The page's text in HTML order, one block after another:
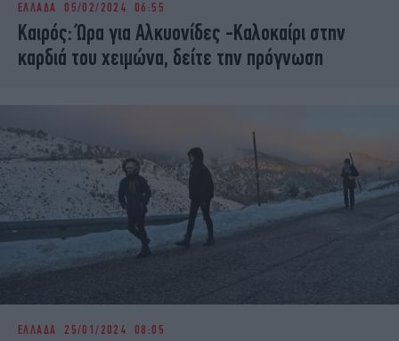
iBOOKS
OSCARS
THE OCEAN
MEDIA
ELAMEFORA
ΕΛΛΑΔΑ 05/02/2024 06:55
Καιρός: Ώρα για Αλκυονίδες -Καλοκαίρι στην
καρδιά του χειμώνα, δείτε την πρόγνωση
ΕΛΛΑΔΑ 25/01/2024 08:05